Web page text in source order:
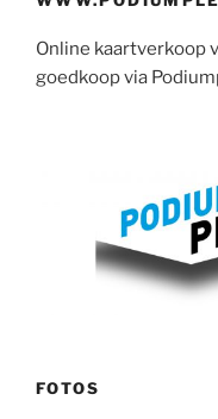
Online kaartverkoop
goedkoop via
FOTOS